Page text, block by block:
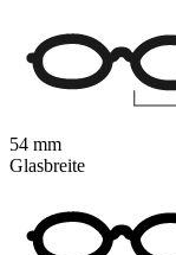
54 mm
Glasbreite